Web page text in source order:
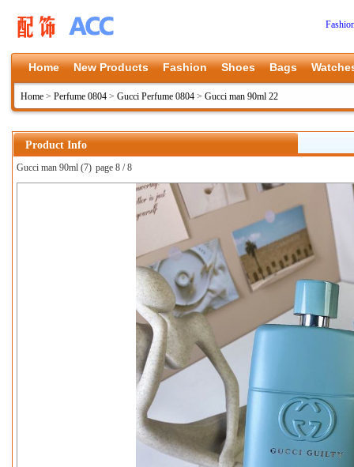
Home New Products Fashion Shoes Bags
Home > Perfume 0804 > Gucci Perfume 0804 > Gucci man 90ml 22
Product Info
Gucci man 90ml (7) page 8 / 8
上一张